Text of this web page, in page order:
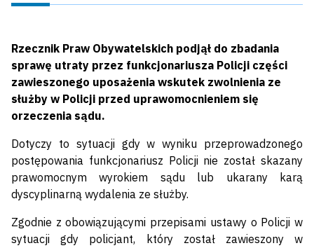
Rzecznik Praw Obywatelskich podjął do zbadania
sprawę utraty przez funkcjonariusza Policji części
zawieszonego uposażenia wskutek zwolnienia ze
służby w Policji przed uprawomocnieniem się
orzeczenia sądu.
Dotyczy to sytuacji gdy w wyniku przeprowadzonego
postępowania funkcjonariusz Policji nie został skazany
prawomocnym wyrokiem sądu lub ukarany karą
dyscyplinarną wydalenia ze służby.
Zgodnie z obowiązującymi przepisami ustawy o Policji w
sytuacji gdy policjant, który został zawieszony w